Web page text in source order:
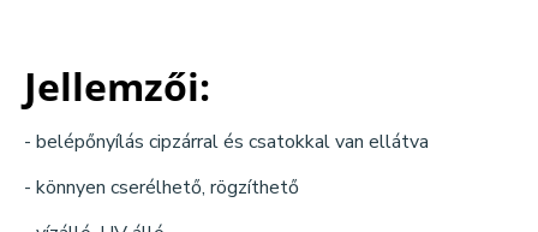
Jellemzői:
- belépőnyílás cipzárral és csatokkal van ellátva
- könnyen cserélhető, rögzíthető